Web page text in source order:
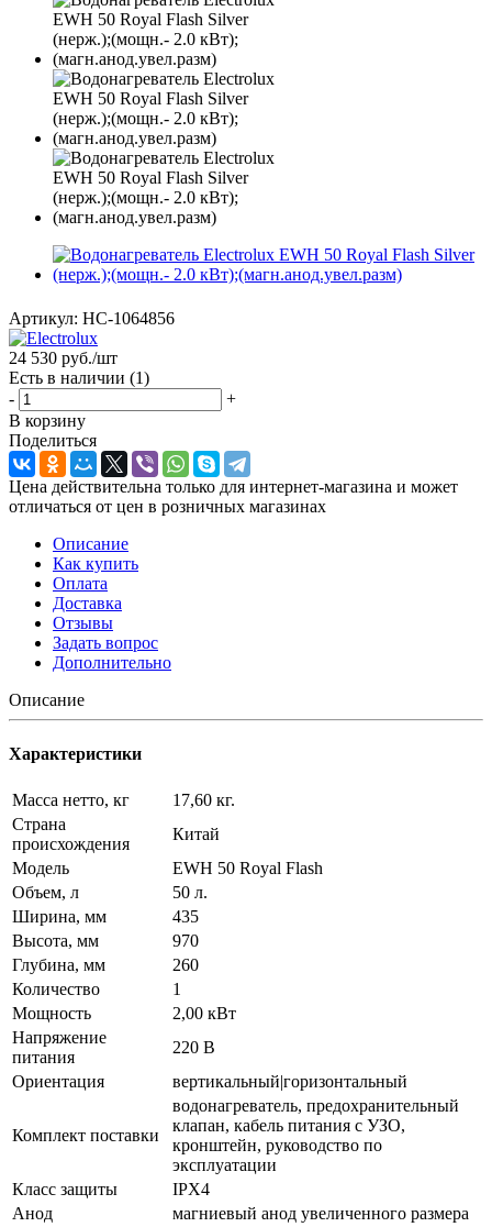
Артикул: НС-1064856
24 530 руб./шт
Есть в наличии (1)
-
+
В корзину
Поделиться
Цена действительна только для интернет-магазина и может
отличаться от цен в розничных магазинах
Описание
Как купить
Оплата
Доставка
Отзывы
Задать вопрос
Дополнительно
Описание
Характеристики
Масса нетто, кг
17,60 кг.
Страна
происхождения
Китай
Модель
EWH 50 Royal Flash
Объем, л
50 л.
Ширина, мм
435
Высота, мм
970
Глубина, мм
260
Количество
1
Мощность
2,00 кВт
Напряжение
питания
220 В
Ориентация
вертикальный|горизонтальный
Комплект поставки
водонагреватель, предохранительный
клапан, кабель питания с УЗО,
кронштейн, руководство по
эксплуатации
Класс защиты
IPX4
Анод
магниевый анод увеличенного размера